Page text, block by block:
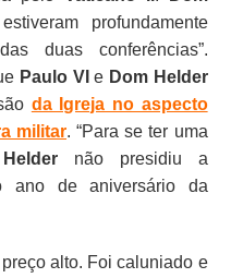
estiveram profundamente
duas conferências”.
Paulo VI e Dom Helder
da Igreja no aspecto
militar. “Para se ter uma
não presidiu a
ano de aniversário da
alto. Foi caluniado e